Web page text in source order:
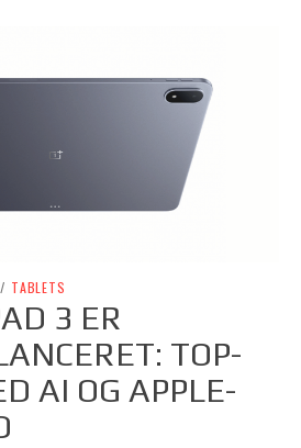
/ TABLETS
3 ER
TOP-
AI OG APPLE-